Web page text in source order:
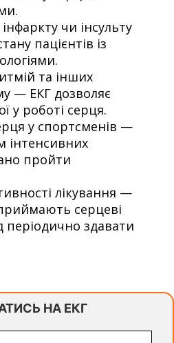
чи інсульту
пацієнтів із
та інших
— ЕКГ дозволяє
у роботі серця.
у спортсменів —
інтенсивних
пройти
лікування —
серцеві
періодично здавати
НА ЕКГ